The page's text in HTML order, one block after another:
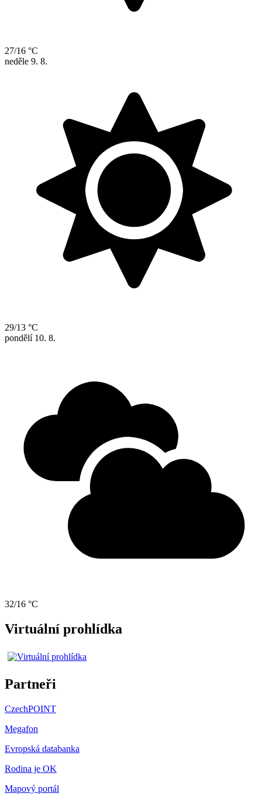
27/16 °C
neděle 9. 8.
29/13 °C
pondělí 10. 8.
32/16 °C
Virtuální prohlídka
Partneři
CzechPOINT
Megafon
Evropská databanka
Rodina je OK
Mapový portál